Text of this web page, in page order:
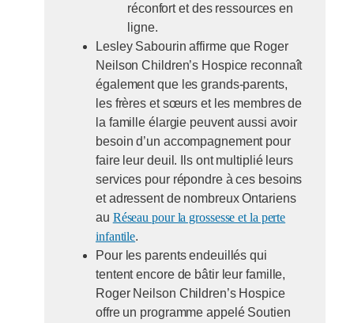
réconfort et des ressources en
ligne.
Lesley Sabourin affirme que Roger
Neilson Children’s Hospice reconnaît
également que les grands-parents,
les frères et sœurs et les membres de
la famille élargie peuvent aussi avoir
besoin d’un accompagnement pour
faire leur deuil. Ils ont multiplié leurs
services pour répondre à ces besoins
et adressent de nombreux Ontariens
au Réseau pour la grossesse et la perte
infantile.
Pour les parents endeuillés qui
tentent encore de bâtir leur famille,
Roger Neilson Children’s Hospice
offre un programme appelé Soutien